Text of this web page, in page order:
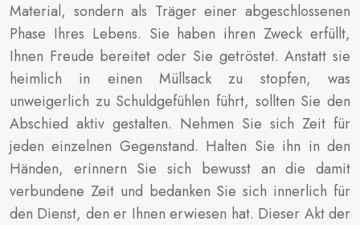
Material, sondern als Träger einer abgeschlossenen
Phase Ihres Lebens. Sie haben ihren Zweck erfüllt,
Ihnen Freude bereitet oder Sie getröstet. Anstatt sie
heimlich in einen Müllsack zu stopfen, was
unweigerlich zu Schuldgefühlen führt, sollten Sie den
Abschied aktiv gestalten. Nehmen Sie sich Zeit für
jeden einzelnen Gegenstand. Halten Sie ihn in den
Händen, erinnern Sie sich bewusst an die damit
verbundene Zeit und bedanken Sie sich innerlich für
den Dienst, den er Ihnen erwiesen hat. Dieser Akt der